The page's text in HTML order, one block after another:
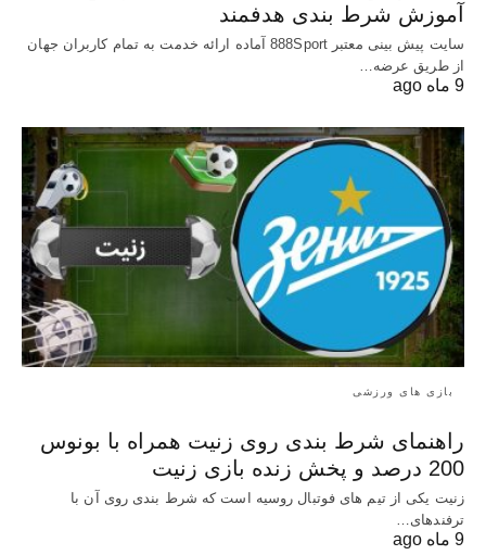
آموزش شرط بندی هدفمند
سایت پیش بینی معتبر 888Sport آماده ارائه خدمت به تمام کاربران جهان
از طریق عرضه…
9 ماه ago
بازی های ورزشی
راهنمای شرط بندی روی زنیت همراه با بونوس
200 درصد و پخش زنده بازی زنیت
زنیت یکی از تیم های فوتبال روسیه است که شرط بندی روی آن با
ترفندهای…
9 ماه ago